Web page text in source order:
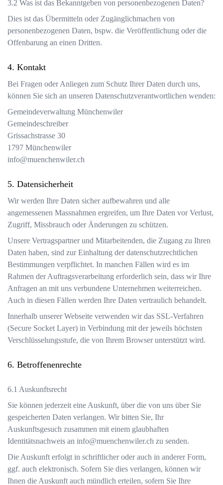
Was ist das Bekanntgeben von personenbezogenen Daten?
Dies ist das Übermitteln oder Zugänglichmachen von
personenbezogenen Daten, bspw. die Veröffentlichung oder die
Offenbarung an einen Dritten.
Kontakt
Bei Fragen oder Anliegen zum Schutz Ihrer Daten durch uns,
können Sie sich an unseren Datenschutzverantwortlichen wenden:
Gemeindeverwaltung Münchenwiler
Gemeindeschreiber
Grissachstrasse 30
1797 Münchenwiler
info@muenchenwiler.ch
Datensicherheit
Wir werden Ihre Daten sicher aufbewahren und alle
angemessenen Massnahmen ergreifen, um Ihre Daten vor Verlust,
Zugriff, Missbrauch oder Änderungen zu schützen.
Unsere Vertragspartner und Mitarbeitenden, die Zugang zu Ihren
Daten haben, sind zur Einhaltung der datenschutzrechtlichen
Bestimmungen verpflichtet. In manchen Fällen wird es im
Rahmen der Auftragsverarbeitung erforderlich sein, dass wir Ihre
Anfragen an mit uns verbundene Unternehmen weiterreichen.
Auch in diesen Fällen werden Ihre Daten vertraulich behandelt.
Innerhalb unserer Webseite verwenden wir das SSL-Verfahren
(Secure Socket Layer) in Verbindung mit der jeweils höchsten
Verschlüsselungsstufe, die von Ihrem Browser unterstützt wird.
Betroffenenrechte
Auskunftsrecht
Sie können jederzeit eine Auskunft, über die von uns über Sie
gespeicherten Daten verlangen. Wir bitten Sie, Ihr
Auskunftsgesuch zusammen mit einem glaubhaften
Identitätsnachweis an info@muenchenwiler.ch zu senden.
Die Auskunft erfolgt in schriftlicher oder auch in anderer Form,
ggf. auch elektronisch. Sofern Sie dies verlangen, können wir
Ihnen die Auskunft auch mündlich erteilen, sofern Sie Ihre